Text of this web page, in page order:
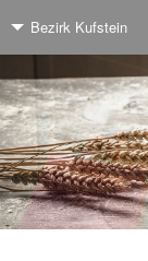
Bezirk Kufstein